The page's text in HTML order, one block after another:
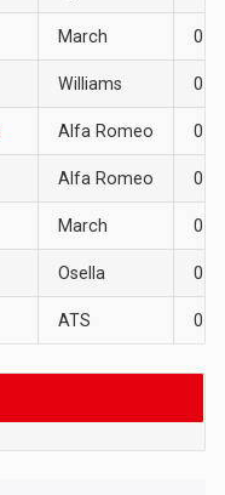
March 0
Williams 0
Alfa Romeo 0
Alfa Romeo 0
March 0
Osella 0
ATS 0